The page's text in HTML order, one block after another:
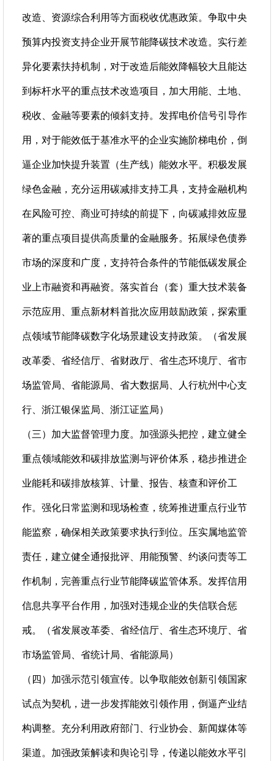
改造、资源综合利用等方面税收优惠政策。争取中央
预算内投资支持企业开展节能降碳技术改造。实行差
异化要素扶持机制，对于改造后能效降幅较大且能达
到标杆水平的重点技术改造项目，加大用能、土地、
税收、金融等要素的倾斜支持。发挥电价信号引导作
用，对于能效低于基准水平的企业实施阶梯电价，倒
逼企业加快提升装置（生产线）能效水平。积极发展
绿色金融，充分运用碳减排支持工具，支持金融机构
在风险可控、商业可持续的前提下，向碳减排效应显
著的重点项目提供高质量的金融服务。拓展绿色债券
市场的深度和广度，支持符合条件的节能低碳发展企
业上市融资和再融资。落实首台（套）重大技术装备
示范应用、重点新材料首批次应用鼓励政策，探索重
点领域节能降碳数字化场景建设支持政策。（省发展
改革委、省经信厅、省财政厅、省生态环境厅、省市
场监管局、省能源局、省大数据局、人行杭州中心支
行、浙江银保监局、浙江证监局）
（三）加大监督管理力度。加强源头把控，建立健全
重点领域能效和碳排放监测与评价体系，稳步推进企
业能耗和碳排放核算、计量、报告、核查和评价工
作。强化日常监测和现场检查，统筹推进重点行业节
能监察，确保相关政策要求执行到位。压实属地监管
责任，建立健全通报批评、用能预警、约谈问责等工
作机制，完善重点行业节能降碳监管体系。发挥信用
信息共享平台作用，加强对违规企业的失信联合惩
戒。（省发展改革委、省经信厅、省生态环境厅、省
市场监管局、省统计局、省能源局）
（四）加强示范引领宣传。以争取能效创新引领国家
试点为契机，进一步发挥能效引领作用，倒逼产业结
构调整。充分利用政府部门、行业协会、新闻媒体等
渠道。加强政策解读和舆论引导，传递以能效水平引